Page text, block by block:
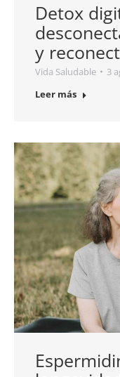
Detox
y
Vida Saludable
3
Leer más